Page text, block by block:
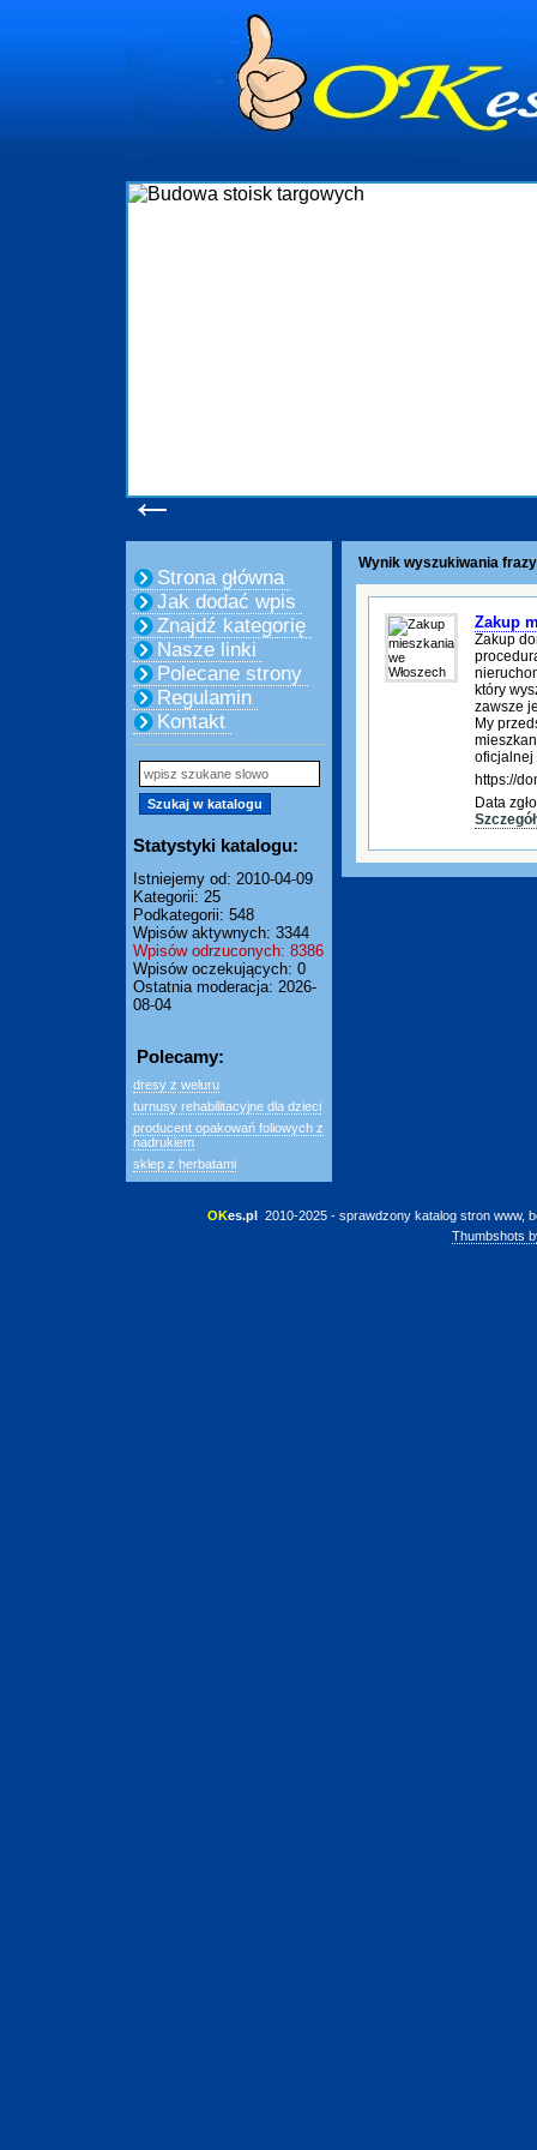
←
Strona główna
Jak dodać wpis
Znajdź kategorię
Nasze linki
Polecane strony
Regulamin
Kontakt
Statystyki katalogu:
Istniejemy od: 2010-04-09
Kategorii: 25
Podkategorii: 548
Wpisów aktywnych: 3344
Wpisów odrzuconych: 8386
Wpisów oczekujących: 0
Ostatnia moderacja: 2026-
08-04
Polecamy:
dresy z weluru
turnusy rehabilitacyjne dla dzieci
producent opakowań foliowych z
nadrukiem
sklep z herbatami
Wynik wyszukiwania
Zakup
Zakup
który
zawsze
My
oficjalnej
https://
Data
OKes.pl 2010-2025 - sprawdzony katalog stron www,
Thumbshots